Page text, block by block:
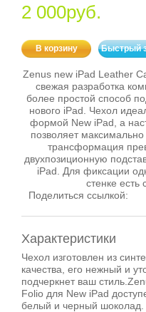
2 000руб.
В корзину Быстрый
Zenus new iPad Leather
свежая разработка
более простой способ
нового iPad. Чехол
формой New iPad, а
позволяет
трансформация
двухпозиционную
iPad. Для фиксации
стенке есть
Поделиться ссылкой:
Характеристики
Чехол изготовлен из
качества, его нежный и
подчеркнет ваш
Folio для New iPad
белый и черный шоколад.